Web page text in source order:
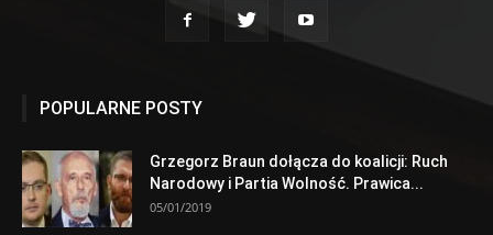
POPULARNE POSTY
Grzegorz Braun dołącza do koalicji: Ruch
Narodowy i Partia Wolność. Prawica...
05/01/2019